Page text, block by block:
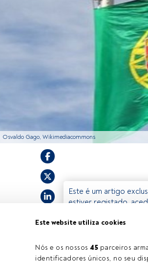
Este website utiliza cookies
Nós e os nossos 45 parceiros
identificadores únicos, no seu
Osvaldo Gago, Wikimediacommons
Este é um artigo
estiver registado,
oferece.